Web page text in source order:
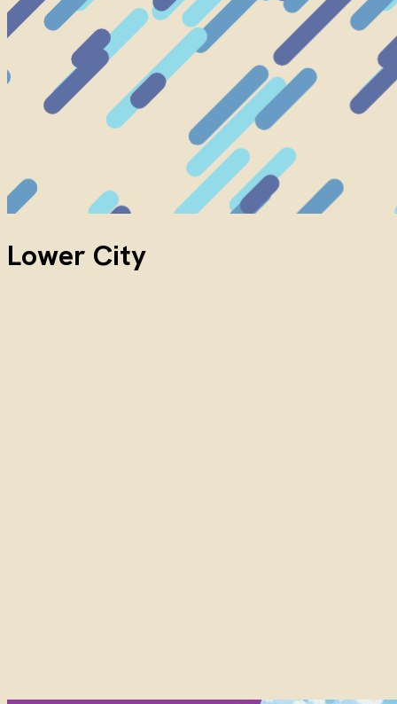
Lower City